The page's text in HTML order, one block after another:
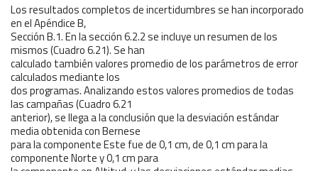
Los resultados completos de incertidumbres se han incorporado
en el Apéndice B,
Sección B.1. En la sección 6.2.2 se incluye un resumen de los
mismos (Cuadro 6.21). Se han
calculado también valores promedio de los parámetros de error
calculados mediante los
dos programas. Analizando estos valores promedios de todas
las campañas (Cuadro 6.21
anterior), se llega a la conclusión que la desviación estándar
media obtenida con Bernese
para la componente Este fue de 0,1 cm, de 0,1 cm para la
componente Norte y 0,1 cm para